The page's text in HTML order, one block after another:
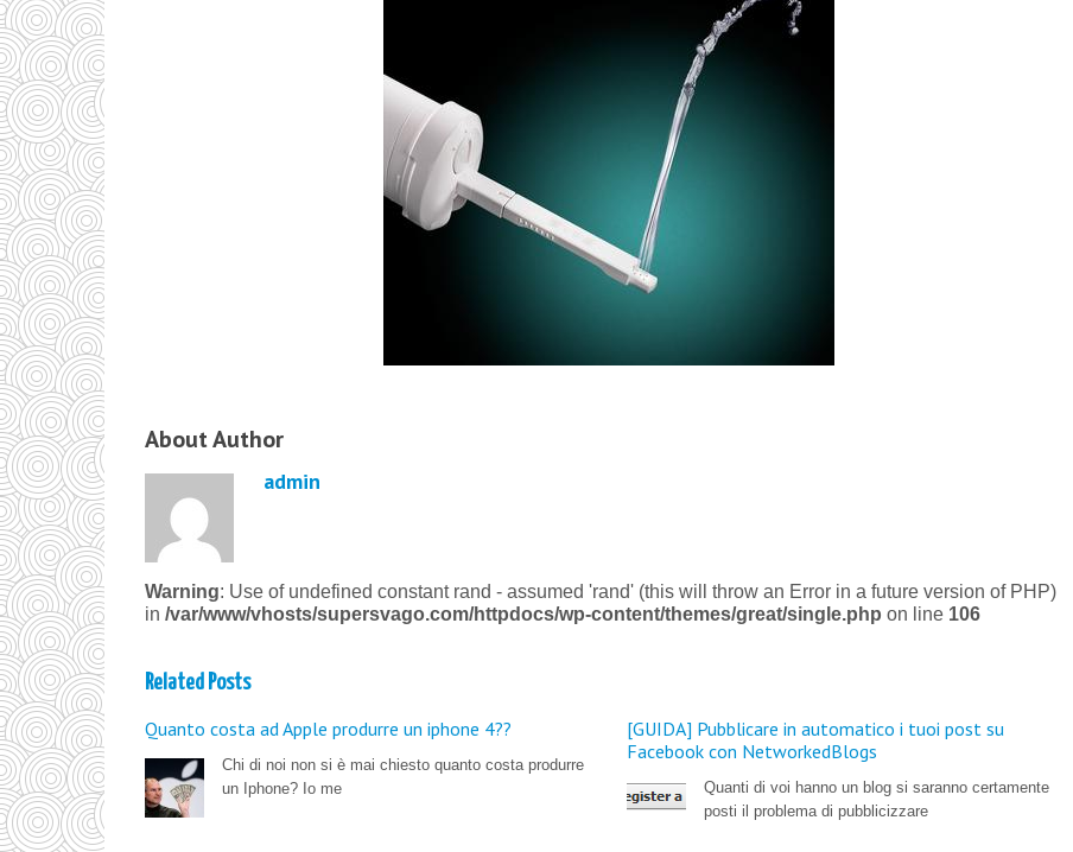
About Author
admin
Warning: Use of undefined constant rand - assumed 'rand' (this will throw an Error in a future version of PHP)
in /var/www/vhosts/supersvago.com/httpdocs/wp-content/themes/great/single.php on line 106
Related Posts
Quanto costa ad Apple produrre un iphone 4??
Chi di noi non si è mai chiesto quanto costa produrre
un Iphone? Io me
[GUIDA] Pubblicare in automatico i tuoi post su
Facebook con NetworkedBlogs
Quanti di voi hanno un blog si saranno certamente
posti il problema di pubblicizzare